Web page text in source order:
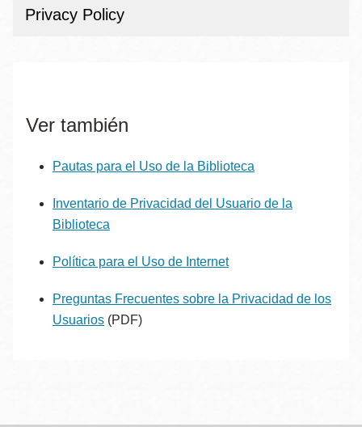
Privacy Policy
Ver también
Pautas para el Uso de la Biblioteca
Inventario de Privacidad del Usuario de la
Biblioteca
Política para el Uso de Internet
Preguntas Frecuentes sobre la Privacidad de los
Usuarios (PDF)